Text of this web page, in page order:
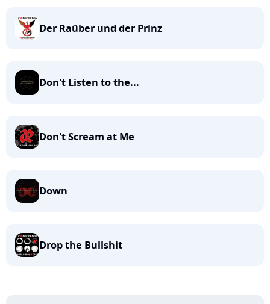
Der Raüber und der Prinz
Don't Listen to the...
Don't Scream at Me
Down
Drop the Bullshit